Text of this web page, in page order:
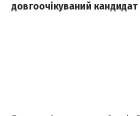
довгоочікуваний